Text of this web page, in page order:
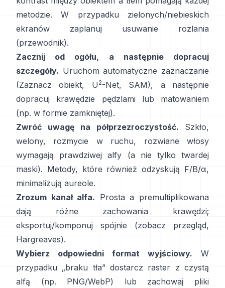
metodzie. W przypadku zielonych/niebieskich
ekranów zaplanuj
usuwanie rozlania
(przewodnik).
Zacznij od ogółu, a następnie dopracuj
szczegóły. Uruchom automatyczne zaznaczanie
(Zaznacz obiekt,
U 2-Net, SAM), a następnie
dopracuj krawędzie pędzlami lub matowaniem
(np. w formie zamkniętej).
Zwróć uwagę na półprzezroczystość. Szkło,
welony, rozmycie w ruchu, rozwiane włosy
wymagają prawdziwej alfy (a nie tylko twardej
maski). Metody, które również odzyskują F/B/α,
minimalizują aureole.
Zrozum kanał alfa. Prosta a premultiplikowana
dają różne zachowania krawędzi;
eksportuj/komponuj spójnie (zobacz
przegląd,
Hargreaves).
Wybierz odpowiedni format wyjściowy. W
przypadku „braku tła” dostarcz raster z czystą
alfą (np. PNG/WebP) lub zachowaj pliki